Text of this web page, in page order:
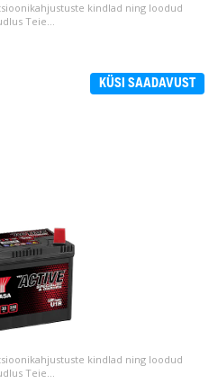
kindlad ning loodud
Teie...
KÜSI SAADAVUST
kindlad ning loodud
Teie...